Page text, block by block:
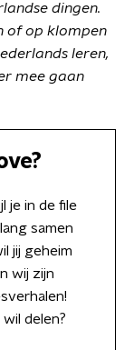
dingen.
of op klompen
leren,
mee gaan
je in de file
samen
jij geheim
wij zijn
delen?